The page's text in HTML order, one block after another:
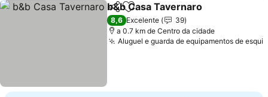
PartilharAdicionar aos favoritos
b&b Casa Tavernaro
8,6 Excelente
39
a 0.7 km de Centro da cidade
Aluguel e guarda de equipamentos de esqui